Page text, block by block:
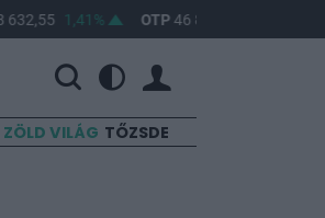
1,41% OTP46 890
ZÖLD VILÁG TŐZSDE